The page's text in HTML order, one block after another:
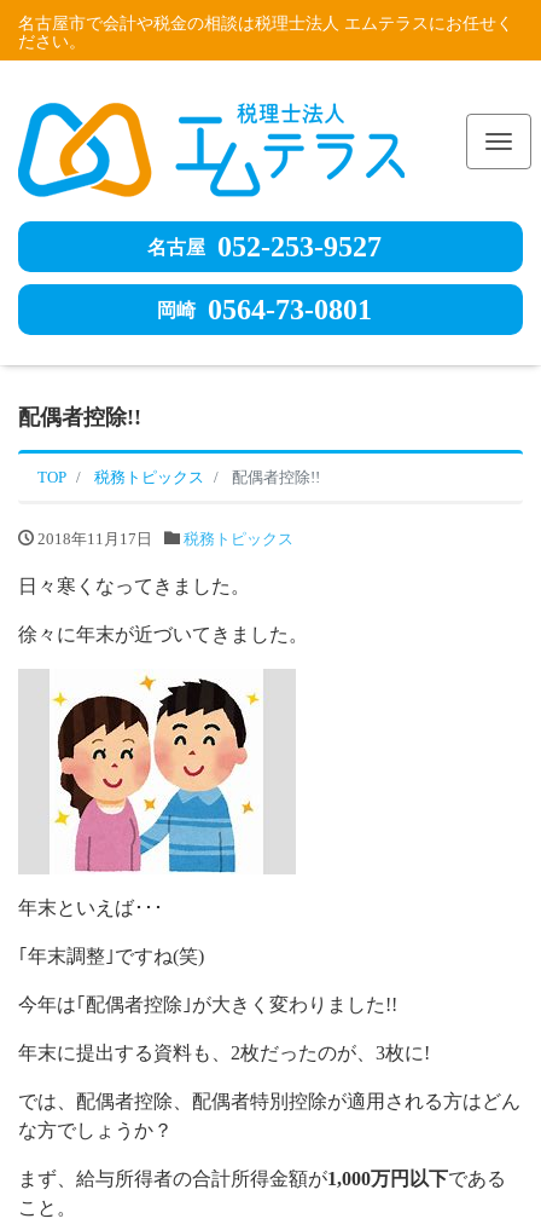
名古屋市で会計や税金の相談は税理士法人 エムテラスにお任せく
ださい。
名古屋 052-253-9527
岡崎 0564-73-0801
配偶者控除!!
TOP 税務トピックス 配偶者控除!!
2018年11月17日 税務トピックス
日々寒くなってきました。
徐々に年末が近づいてきました。
年末といえば･･･
｢年末調整｣ですね(笑)
今年は｢配偶者控除｣が大きく変わりました!!
年末に提出する資料も、2枚だったのが、3枚に!
では、配偶者控除、配偶者特別控除が適用される方はどん
な方でしょうか？
まず、給与所得者の合計所得金額が1,000万円以下である
こと。